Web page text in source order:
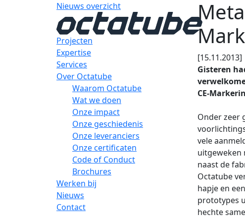
Projecten
Expertise
Services
Over Octatube
Waarom Octatube
Wat we doen
Onze impact
Onze geschiedenis
Onze leveranciers
Onze certificaten
Code of Conduct
Brochures
Werken bij
Nieuws
Contact
Nieuws overzicht
[15.11.2013]
Gisteren
CE-
Onder zeer
vele
uitgeweken
naast de
Octatube
hapje en
prototypes
hechte